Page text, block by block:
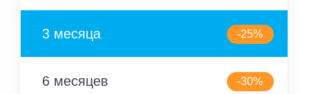
3 месяца -25%
6 месяцев -30%